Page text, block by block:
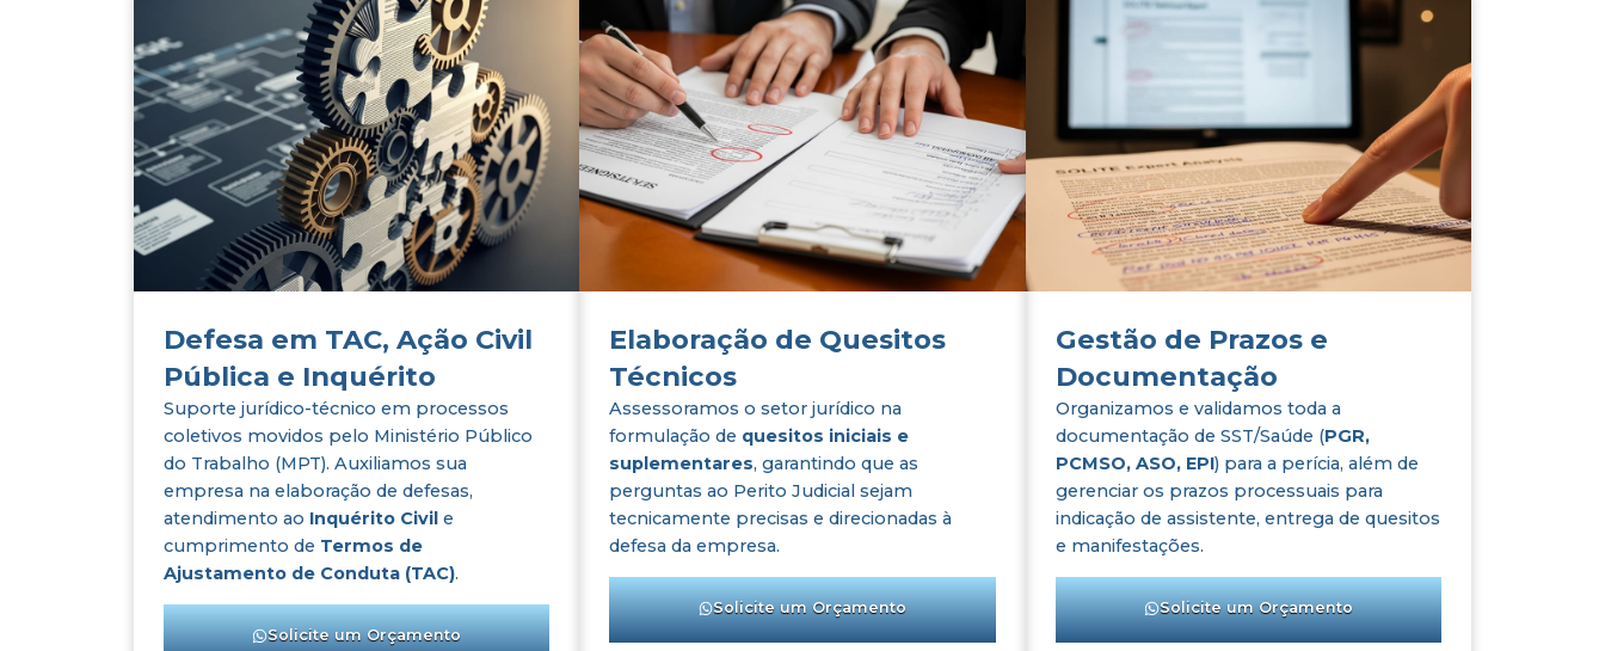
Defesa em TAC, Ação Civil
Pública e Inquérito
Suporte jurídico-técnico em processos
coletivos movidos pelo Ministério Público
do Trabalho (MPT). Auxiliamos sua
empresa na elaboração de defesas,
atendimento ao Inquérito Civil e
cumprimento de Termos de
Ajustamento de Conduta (TAC).
Solicite um Orçamento
Elaboração de Quesitos
Técnicos
Assessoramos o setor jurídico na
formulação de quesitos iniciais e
suplementares, garantindo que as
perguntas ao Perito Judicial sejam
tecnicamente precisas e direcionadas à
defesa da empresa.
Solicite um Orçamento
Gestão de Prazos e
Documentação
Organizamos e validamos toda a
documentação de SST/Saúde (PGR,
PCMSO, ASO, EPI) para a perícia, além de
gerenciar os prazos processuais para
indicação de assistente, entrega de quesitos
e manifestações.
Solicite um Orçamento